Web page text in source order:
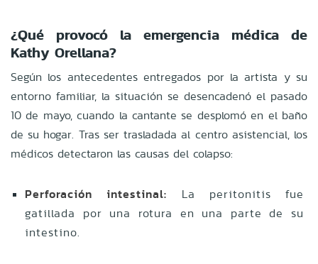
¿Qué provocó la emergencia médica de
Kathy Orellana?
Según los antecedentes entregados por la artista y su
entorno familiar, la situación se desencadenó el pasado
10 de mayo, cuando la cantante se desplomó en el baño
de su hogar. Tras ser trasladada al centro asistencial, los
médicos detectaron las causas del colapso:
Perforación intestinal: La peritonitis fue
gatillada por una rotura en una parte de su
intestino.